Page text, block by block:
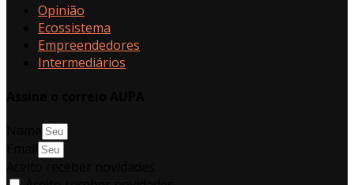
Opinião
Ecossistema
Empreendedores
Intermediários